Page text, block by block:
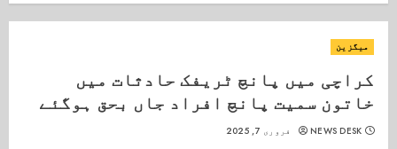
میگزین
کراچی میں پانچ ٹریفک حادثات میں
خاتون سمیت پانچ افراد جاں بحق ہوگئے
NEWS DESK فروری 7, 2025